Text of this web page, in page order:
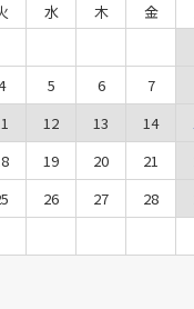
水 木 金
5 6 7
12 13 14
19 20 21
26 27 28